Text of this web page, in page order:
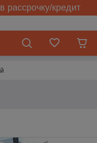
рассрочку/кредит